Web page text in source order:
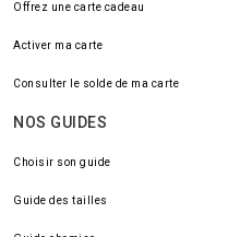
Offrez une carte cadeau
Activer ma carte
Consulter le solde de ma carte
NOS GUIDES
Choisir son guide
Guide des tailles